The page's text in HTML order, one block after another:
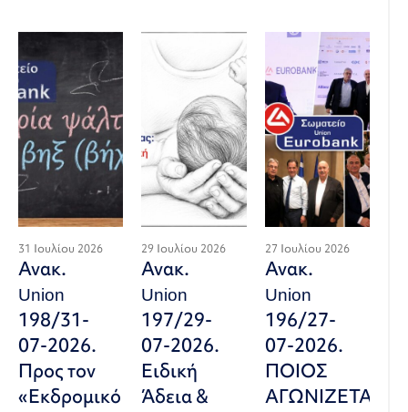
31 Ιουλίου 2026
Ανακ.
Union
198/31-
07-2026.
Προς τον
«Εκδρομικό
29 Ιουλίου 2026
Ανακ.
Union
197/29-
07-2026.
Ειδική
Άδεια &
27 Ιουλίου 2026
Ανακ.
Union
196/27-
07-2026.
ΠΟΙΟΣ
ΑΓΩΝΙΖΕΤΑΙ